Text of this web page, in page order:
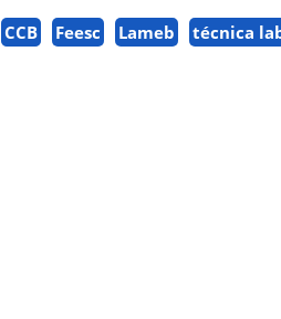
CCB Feesc Lameb técnica